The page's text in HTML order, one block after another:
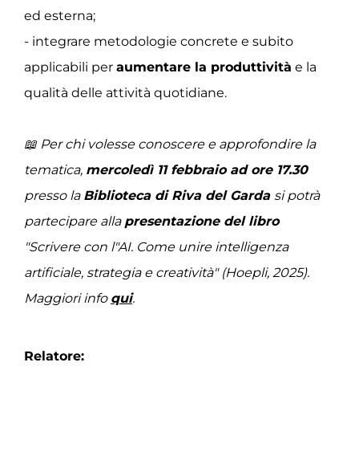
ed esterna;
- integrare metodologie concrete e subito
applicabili per aumentare la produttività e la
qualità delle attività quotidiane.
📖 Per chi volesse conoscere e approfondire la
tematica, mercoledì 11 febbraio ad ore 17.30
presso la Biblioteca di Riva del Garda si potrà
partecipare alla presentazione del libro
"Scrivere con l"AI. Come unire intelligenza
artificiale, strategia e creatività" (Hoepli, 2025).
Maggiori info qui.
Relatore: